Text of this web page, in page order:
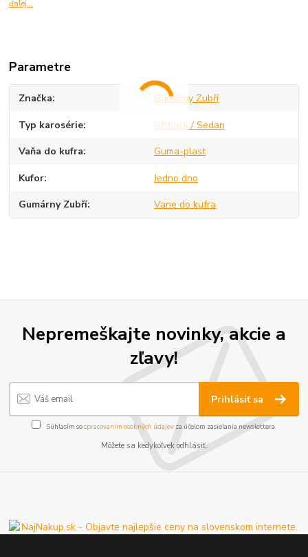
ďalej...
Parametre
Značka Gumárny Zubří
Typ karosérie Liftback / Sedan
Vaňa do kufra Guma-plast
Kufor Jedno dno
Gumárny Zubří Vane do kufra
Nepremeškajte novinky, akcie a
zľavy!
Prihlásiť sa
Súhlasím sospracovaním osobných údajov za účelom zasielania newslettera.
Môžete sa kedykoľvek odhlásiť.